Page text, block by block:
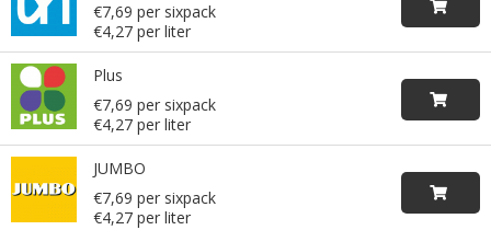
€7,69 per sixpack
€4,27 per liter
Plus
€7,69 per sixpack
€4,27 per liter
JUMBO
€7,69 per sixpack
€4,27 per liter